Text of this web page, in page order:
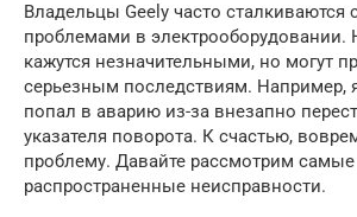
Владельцы Geely часто сталкиваются
проблемами в электрооборудовании.
кажутся незначительными, но могут
серьезным последствиям. Например,
попал в аварию из-за внезапно
указателя поворота. К счастью,
проблему. Давайте рассмотрим самые
распространенные неисправности.